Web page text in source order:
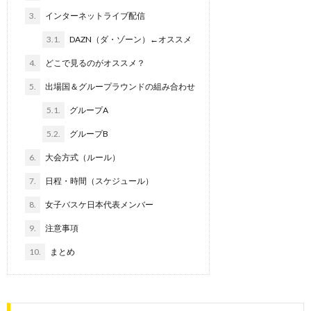
3. インターネットライブ配信
3.1. DAZN（ダ・ゾーン）←オススメ
4. どこで見るのがオススメ？
5. 出場国＆グループラウンドの組み合わせ
5.1. グループA
5.2. グループB
6. 大会方式（ルール）
7. 日程・時間（スケジュール）
8. 女子バスケ日本代表メンバー
9. 注意事項
10. まとめ